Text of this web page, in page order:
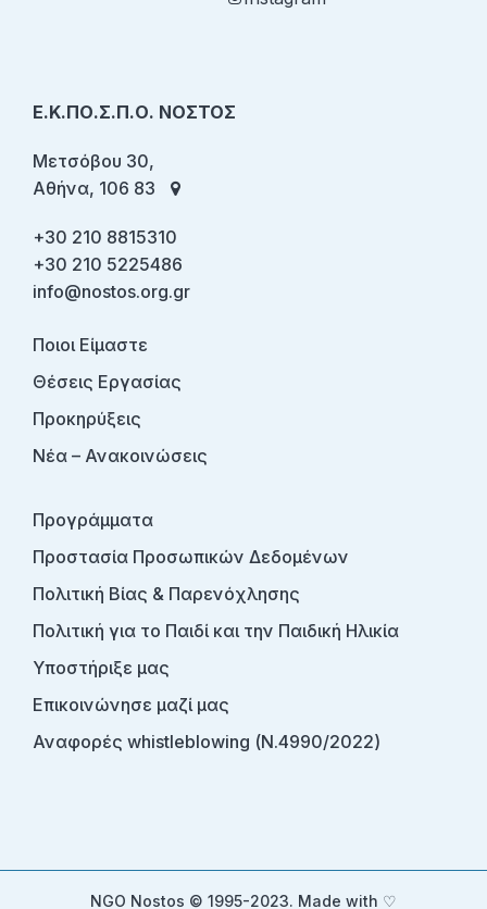
Ε.Κ.ΠΟ.Σ.Π.Ο. ΝΟΣΤΟΣ
Μετσόβου 30,
Αθήνα, 106 83
+30 210 8815310
+30 210 5225486
info@nostos.org.gr
Ποιοι Είμαστε
Θέσεις Εργασίας
Προκηρύξεις
Νέα – Ανακοινώσεις
Προγράμματα
Προστασία Προσωπικών Δεδομένων
Πολιτική Βίας & Παρενόχλησης
Πολιτική για το Παιδί και την Παιδική Ηλικία
Υποστήριξε μας
Επικοινώνησε μαζί μας
Αναφορές whistleblowing (Ν.4990/2022)
NGO Nostos © 1995-2023. Made with ♡